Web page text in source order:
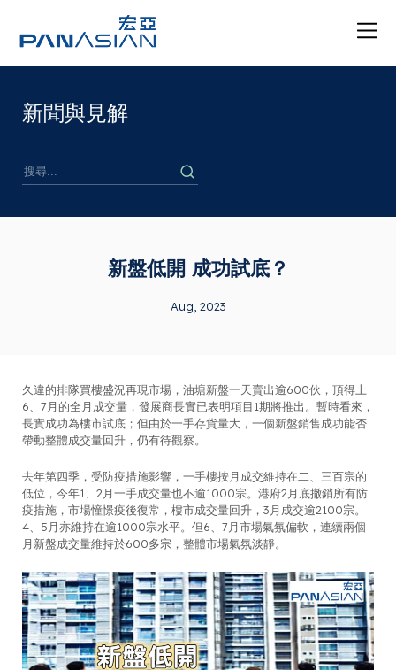
新聞與見解
新盤低開 成功試底？
Aug, 2023
久違的排隊買樓盛況再現市場，油塘新盤一天賣出逾600伙，頂得上
6、7月的全月成交量，發展商長實已表明項目1期將推出。暫時看來，
長實成功為樓市試底；但由於一手存貨量大，一個新盤銷售成功能否
帶動整體成交量回升，仍有待觀察。
去年第四季，受防疫措施影響，一手樓按月成交維持在二、三百宗的
低位，今年1、2月一手成交量也不逾1000宗。港府2月底撤銷所有防
疫措施，市場憧憬疫後復常，樓市成交量回升，3月成交逾2100宗。
4、5月亦維持在逾1000宗水平。但6、7月市場氣氛偏軟，連續兩個
月新盤成交量維持於600多宗，整體市場氣氛淡靜。